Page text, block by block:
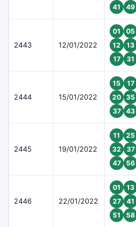
41
49
2443 12/01/2022
01
05
12
13
17
31
2444 15/01/2022
15
17
20
35
37
43
2445 19/01/2022
11
25
32
37
47
56
2446 22/01/2022
01
13
27
41
51
58